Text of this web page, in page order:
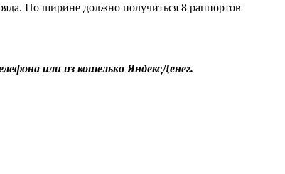
По ширине должно получиться 8 раппортов
или из кошелька ЯндексДенег.